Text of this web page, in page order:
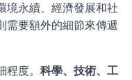
境永續、經濟發展和社
需要額外的細節來傳遞
度。 科學、技術、工